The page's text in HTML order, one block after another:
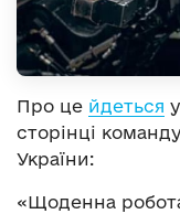
Про це йдеться
сторінці
України:
«Щоденна